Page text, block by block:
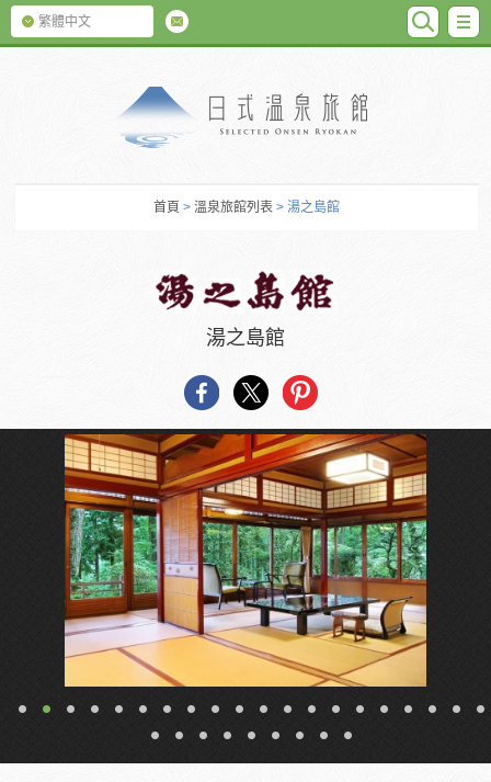
繁體中文
首頁 > 溫泉旅館列表 > 湯之島館
湯之島館